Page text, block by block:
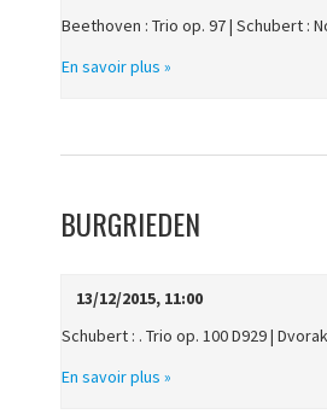
Beethoven : Trio op. 97 | Schubert :
En savoir plus »
BURGRIEDEN
13/12/2015, 11:00
Schubert : . Trio op. 100 D929 |
En savoir plus »